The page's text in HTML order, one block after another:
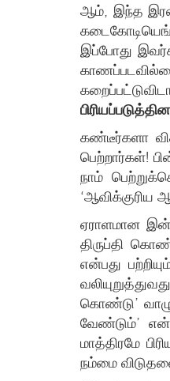
ஆம், இந்த
இப்போது
கண்டீர்களா
பெற்றார்கள்!
நாம்
‘ஆவிக்குரிய
ஏராளமான
திருப்தி
என்பது
கொண்டு’
வேண்டும்’
மாத்திரமே
நம்மை